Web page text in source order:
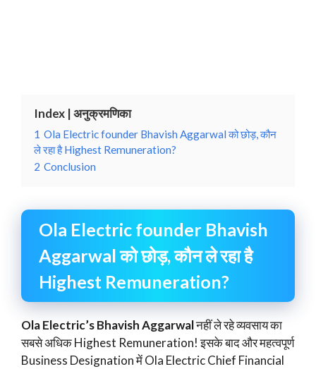
Index | अनुक्रमणिका
1 Ola Electric founder Bhavish Aggarwal को छोड़, कौन
ले रहा है Highest Remuneration?
2 Conclusion
Ola Electric founder Bhavish
Aggarwal को छोड़, कौन ले रहा है
Highest Remuneration?
Ola Electric’s Bhavish Aggarwalनहीं ले रहे व्यवसाय का
सबसे अधिक Highest Remuneration! इसके बाद और महत्वपूर्ण
Business Designation में Ola Electric Chief Financial